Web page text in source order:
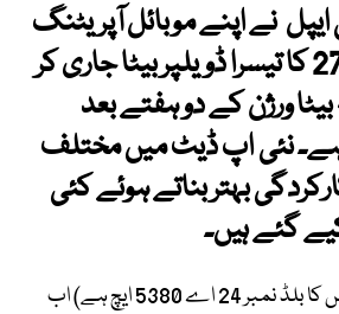
نے اپنے موبائل آپریٹنگ
کا تیسرا ڈویلپر بیٹا جاری کر
ورژن کے دو ہفتے بعد
ہے۔ نئی اپ ڈیٹ میں مختلف
بہتر بناتے ہوئے کئی
گئے ہیں۔
آئی او ایس 27 بِیٹا 3 (جس کا بلڈ نمبر 24 اے 5380 ایچ ہے) اب